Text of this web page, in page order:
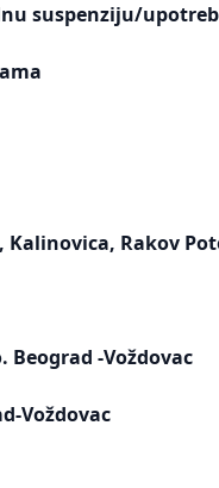
suspenziju/
Kalinovica, Rakov
Beograd -Voždovac
Voždovac